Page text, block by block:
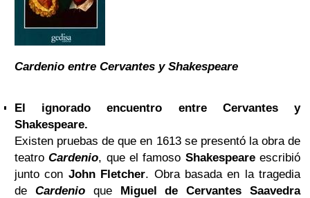
Cardenio entre Cervantes y Shakespeare
El ignorado encuentro entre Cervantes y
Shakespeare.
Existen pruebas de que en 1613 se presentó la obra de
teatroCardenio, que el famoso Shakespeareescribió
junto con John Fletcher. Obra basada en la tragedia
de Cardenio que Miguel de Cervantes Saavedra